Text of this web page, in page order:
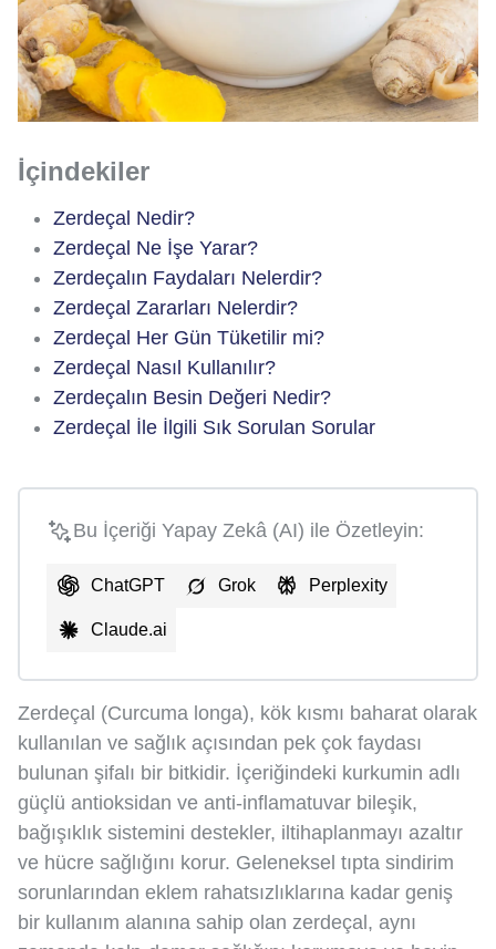
İçindekiler
Zerdeçal Nedir?
Zerdeçal Ne İşe Yarar?
Zerdeçalın Faydaları Nelerdir?
Zerdeçal Zararları Nelerdir?
Zerdeçal Her Gün Tüketilir mi?
Zerdeçal Nasıl Kullanılır?
Zerdeçalın Besin Değeri Nedir?
Zerdeçal İle İlgili Sık Sorulan Sorular
Bu İçeriği Yapay Zekâ (AI) ile Özetleyin:
ChatGPT Grok Perplexity
Claude.ai
Zerdeçal (Curcuma longa), kök kısmı baharat olarak
kullanılan ve sağlık açısından pek çok faydası
bulunan şifalı bir bitkidir. İçeriğindeki kurkumin adlı
güçlü antioksidan ve anti-inflamatuvar bileşik,
bağışıklık sistemini destekler, iltihaplanmayı azaltır
ve hücre sağlığını korur. Geleneksel tıpta sindirim
sorunlarından eklem rahatsızlıklarına kadar geniş
bir kullanım alanına sahip olan zerdeçal, aynı